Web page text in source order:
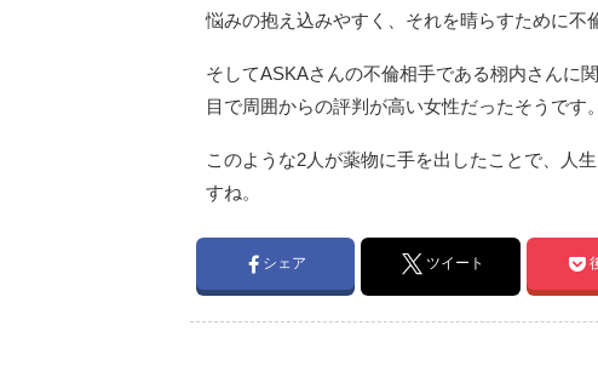
悩みの抱え込みやすく、それを晴らすために不
そしてASKAさんの不倫相手である栩内さんに
目で周囲からの評判が高い女性だったそうです。
このような2人が薬物に手を出したことで、人
すね。
シェア ツイート